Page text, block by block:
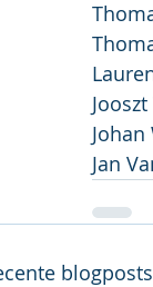
blogposts